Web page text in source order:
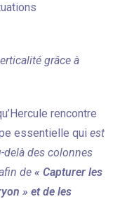
grâce à
rencontre
essentielle qui est
delà des colonnes
de « Capturer les
» et de les